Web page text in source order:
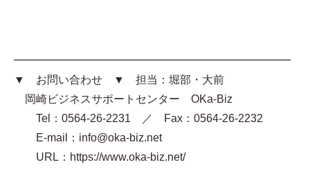
━━━━━━━━━━━━━━━━━━━━━━━━━
▼ お問い合わせ ▼ 担当：堀部・大前
岡崎ビジネスサポートセンター OKa-Biz
Tel：0564-26-2231 ／ Fax：0564-26-2232
E-mail：info@oka-biz.net
URL：https://www.oka-biz.net/